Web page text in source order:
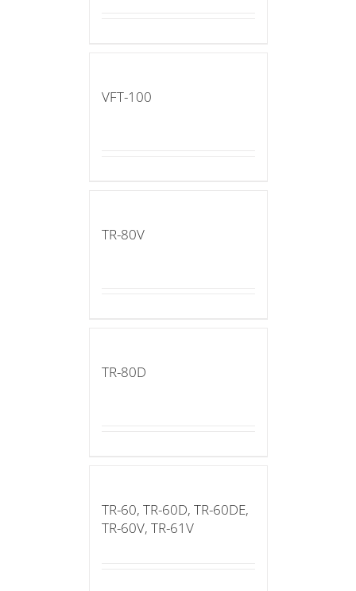
VFT-100
TR-80V
TR-80D
TR-60, TR-60D, TR-60DE,
TR-60V, TR-61V